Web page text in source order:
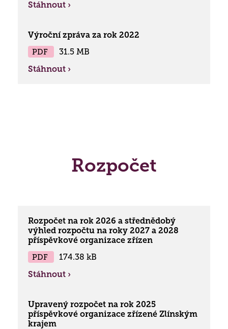
Stáhnout ›
Výroční zpráva za rok 2022
PDF 31.5 MB
Stáhnout ›
Rozpočet
Rozpočet na rok 2026 a střednědobý
výhled rozpočtu na roky 2027 a 2028
příspěvkové organizace zřízen
PDF 174.38 kB
Stáhnout ›
Upravený rozpočet na rok 2025
příspěvkové organizace zřízené Zlínským
krajem
Jak požádat o službu
Kontakty
Jak to u nás vypadá